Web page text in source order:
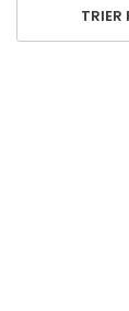
TRIER